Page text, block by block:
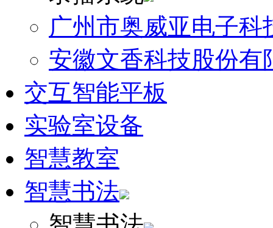
广州市奥威亚电子科
安徽文香科技股份有
交互智能平板
实验室设备
智慧教室
智慧书法